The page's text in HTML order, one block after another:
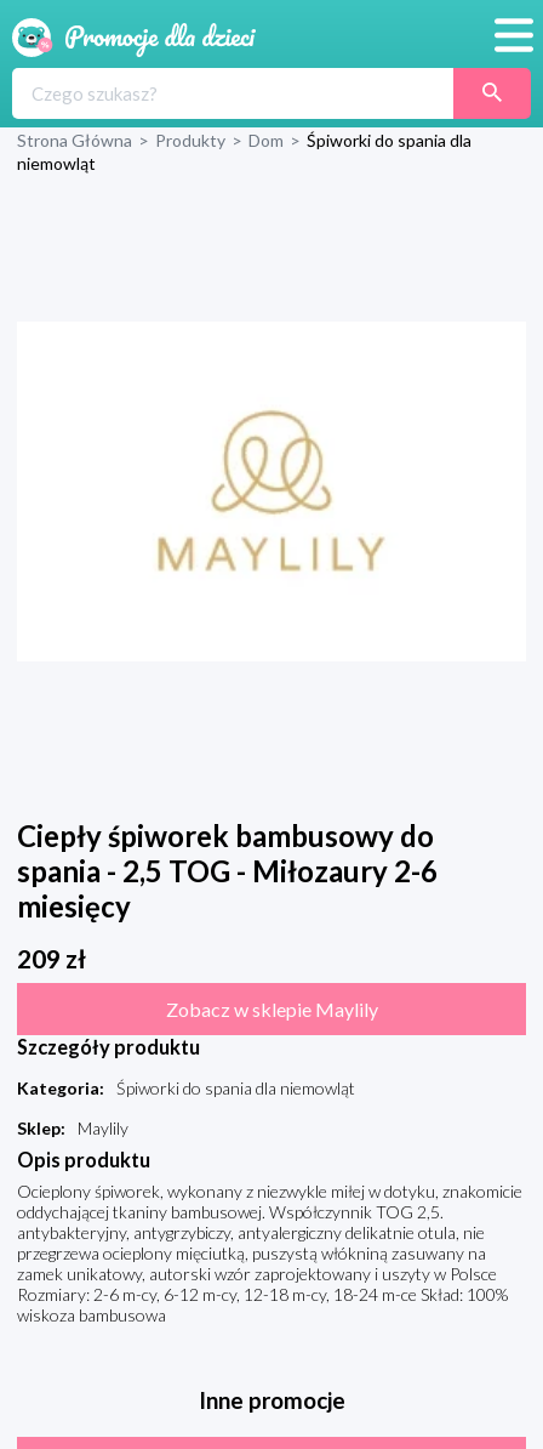
Produkty
Strona Główna > Produkty > Dom > Śpiworki do spania dla
niemowląt
Ciepły śpiworek bambusowy do
spania - 2,5 TOG - Miłozaury 2-6
miesięcy
209 zł
Zobacz w sklepie Maylily
Szczegóły produktu
Kategoria:
Śpiworki do spania dla niemowląt
Sklep: Maylily
Opis produktu
Ocieplony śpiworek, wykonany z niezwykle miłej w dotyku, znakomicie
oddychającej tkaniny bambusowej. Współczynnik TOG 2,5.
antybakteryjny, antygrzybiczy, antyalergiczny delikatnie otula, nie
przegrzewa ocieplony mięciutką, puszystą włókniną zasuwany na
zamek unikatowy, autorski wzór zaprojektowany i uszyty w Polsce
Rozmiary: 2-6 m-cy, 6-12 m-cy, 12-18 m-cy, 18-24 m-ce Skład: 100%
wiskoza bambusowa
Inne promocje